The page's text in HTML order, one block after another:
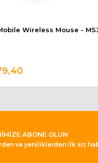
ABONE OLUN
ve yeniliklerden ilk siz